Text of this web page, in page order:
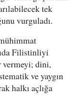
tek
vurguladı.
Filistinliyi
vermeyi; dini,
ve yaygın
halkı açlığa